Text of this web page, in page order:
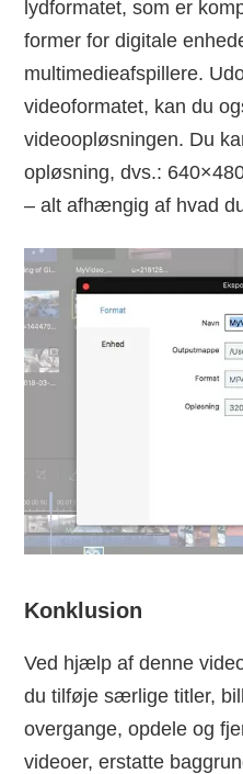
lydformatet, som er
former for digitale
multimedieafspillere.
videoformatet, kan du
videoopløsningen. Du
opløsning, dvs.:
– alt afhængig af hvad
Konklusion
Ved hjælp af denne
du tilføje særlige titler,
overgange, opdele og
videoer, erstatte